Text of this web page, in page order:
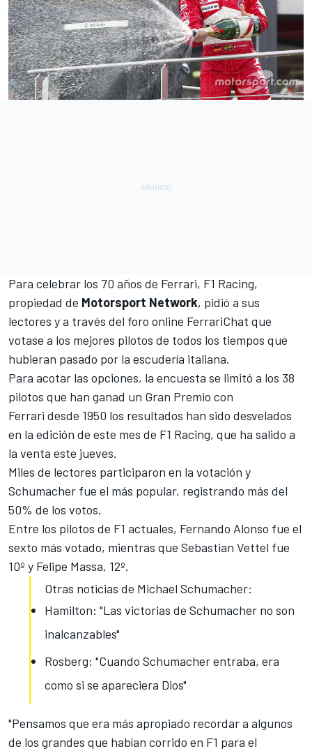
Para celebrar los 70 años de Ferrari, F1 Racing,
propiedad de Motorsport Network, pidió a sus
lectores y a través del foro online FerrariChat que
votase a los mejores pilotos de todos los tiempos que
hubieran pasado por la escudería italiana.
Para acotar las opciones, la encuesta se limitó a los 38
pilotos que han ganad un Gran Premio con
Ferrari desde 1950 los resultados han sido desvelados
en la edición de este mes de F1 Racing, que ha salido a
la venta este jueves.
Miles de lectores participaron en la votación y
Schumacher fue el más popular, registrando más del
50% de los votos.
Entre los pilotos de F1 actuales, Fernando Alonso fue el
sexto más votado, mientras que Sebastian Vettel fue
10º y Felipe Massa, 12º.
Otras noticias de Michael Schumacher:
Hamilton: "Las victorias de Schumacher no son
inalcanzables"
Rosberg: "Cuando Schumacher entraba, era
como si se apareciera Dios"
"Pensamos que era más apropiado recordar a algunos
de los grandes que habían corrido en F1 para el